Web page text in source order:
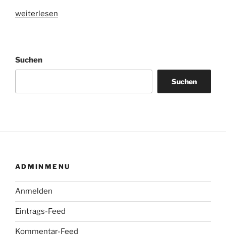
„Erster
Dreiköngislauf
Schwäbisch
weiterlesen
Suchen
Suchen
ADMINMENU
Anmelden
Eintrags-Feed
Kommentar-Feed